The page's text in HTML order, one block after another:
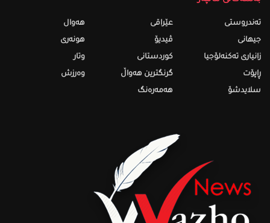
تەندروستى
جیهانی
زانیاری تەکنەلۆجیا
ڕاپۆت
سلایدشۆ
عێراقی
ڤیدیۆ
کوردستانی
گرنگترین هەواڵ
هەمەرەنگ
هەواڵ
هونەری
وتار
وەرزش